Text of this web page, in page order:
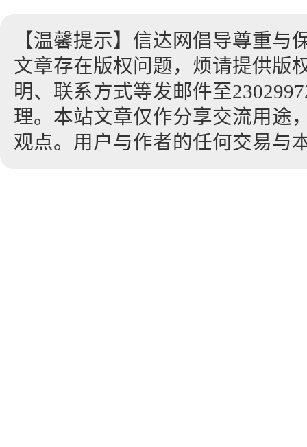
【温馨提示】信达网倡导尊重与
文章存在版权问题，烦请提供版
明、联系方式等发邮件至
理。本站文章仅作分享交流用途
观点。用户与作者的任何交易与